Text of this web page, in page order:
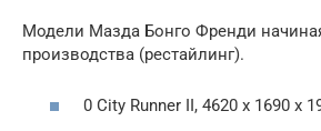
Модели Мазда Бонго Френди
производства (рестайлинг).
0 City Runner II, 4620 x 1690 x